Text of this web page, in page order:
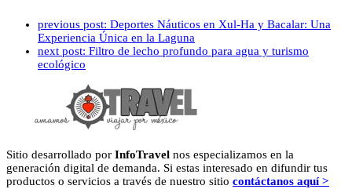
previous post: Deportes Náuticos en Xul-Ha y Bacalar: Una
Experiencia Única en la Laguna
next post: Filtro de lecho profundo para agua y turismo
ecológico
Sitio desarrollado por InfoTravel nos especializamos en la
generación digital de demanda. Si estas interesado en difundir tus
productos o servicios a través de nuestro sitio contáctanos aquí >